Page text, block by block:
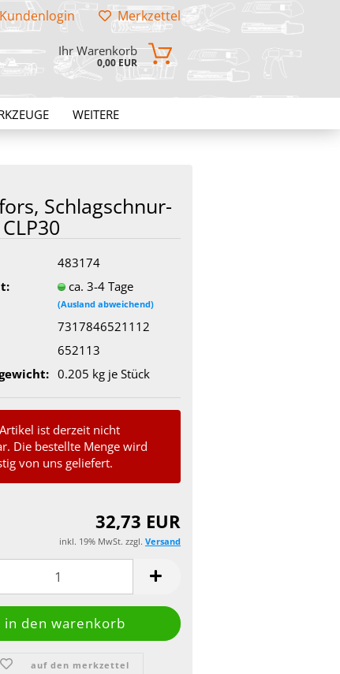
Kundenlogin Merkzettel
Ihr Warenkorb
0,00 EUR
WEITERE
Schlag­schnur­
483174
ca. 3-4 Tage
(Ausland abweichend)
7317846521112
652113
0.205 kg je Stück
ist derzeit nicht
Die bestellte Menge wird
von uns geliefert.
32,73 EUR
inkl. 19% MwSt. zzgl. Versand
auf den merkzettel